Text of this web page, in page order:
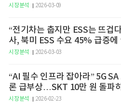
시장분석 2026-03-09
“전기차는 춥지만 ESS는 뜨겁
사, 북미 ESS 수요 45% 급증에
시장분석 2026-03-03
“AI 필수 인프라 잡아라” 5G
론 급부상…SKT 10만 원 돌파
증권
시장분석 2026-02-23